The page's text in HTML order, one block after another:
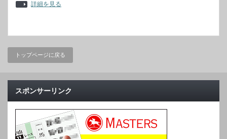
詳細を見る
トップページに戻る
スポンサーリンク